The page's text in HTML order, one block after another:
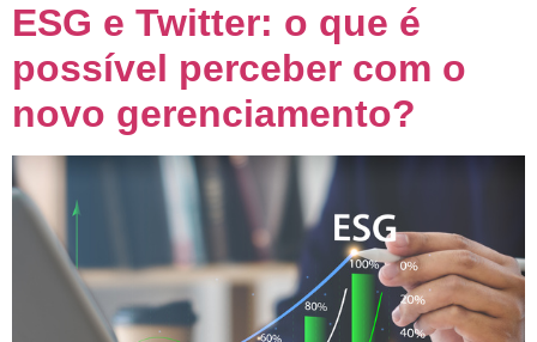
ESG e Twitter: o que é
possível perceber com o
novo gerenciamento?